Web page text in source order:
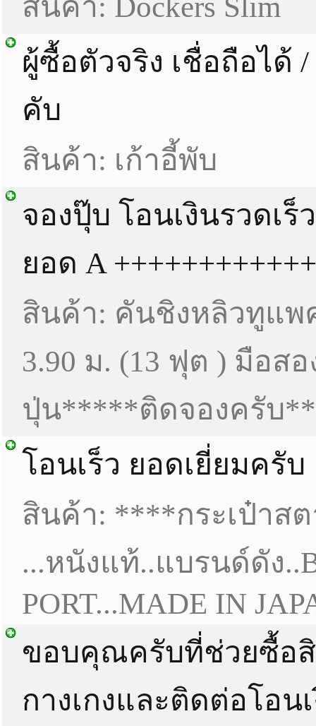
สินค้า: Dockers Slim
ผู้ซื้อตัวจริง เชื่อถือได้
คับ
สินค้า: เก้าอี้พับ
จองปุ๊บ โอนเงินรวดเร็
ยอด A
สินค้า: คันชิงหลิวทูแพ
3.90 ม. (13 ฟุต ) มือส
ปุ่น*****ติดจองครับ
โอนเร็ว ยอดเยี่ยมครับ
สินค้า: ****กระเป๋าส
...หนังแท้..แบรนด์ดัง
PORT...MADE IN
ขอบคุณครับที่ช่วยซื้อ
กางเกงและติดต่อโอน